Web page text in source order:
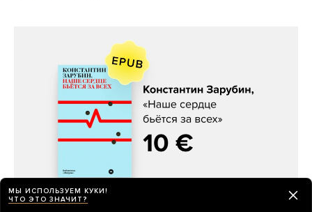
Константин Зарубин, «Наше сердце
бьётся за всех»
МЫ ИСПОЛЬЗУЕМ КУКИ!
ЧТО ЭТО ЗНАЧИТ?